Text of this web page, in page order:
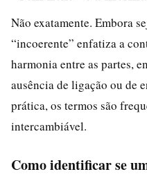
Não exatamente. Embora
“incoerente” enfatiza a
harmonia entre as partes,
ausência de ligação ou de
prática, os termos são
intercambiável.
Como identificar se